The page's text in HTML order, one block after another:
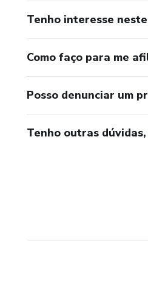
Tenho interesse
Como faço para me
Posso denunciar um
Tenho outras